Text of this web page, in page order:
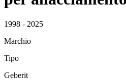
1998 - 2025
Marchio
Tipo
Geberit